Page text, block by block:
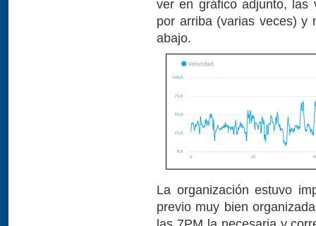
ver en gráfico adjunto, las
por arriba (varias veces) y
abajo.
La organización estuvo
previo muy bien